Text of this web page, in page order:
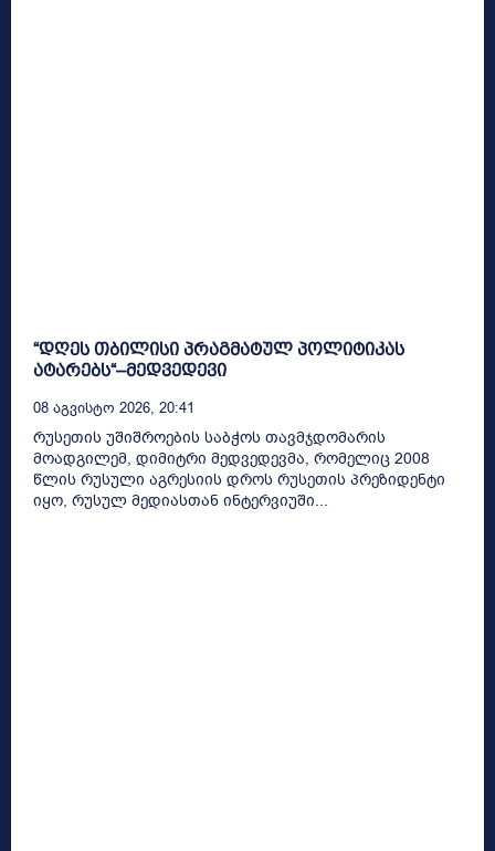
“დღეს თბილისი პრაგმატულ პოლიტიკას
ატარებს“–მედვედევი
08 Აგვისტო 2026, 20:41
რუსეთის უშიშროების საბჭოს თავმჯდომარის
მოადგილემ, დიმიტრი მედვედევმა, რომელიც 2008
წლის რუსული აგრესიის დროს რუსეთის პრეზიდენტი
იყო, რუსულ მედიასთან ინტერვიუში...